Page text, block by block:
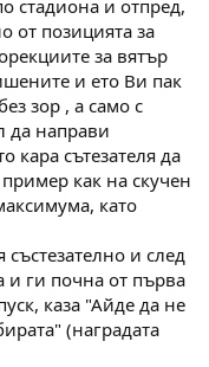
стадиона и отпред,
от позицията за
за вятър
и ето Ви пак
зор , а само с
да направи
кара сътезателя да
как на скучен
като
и след
и ги почна от първа
каза "Айде да не
(наградата